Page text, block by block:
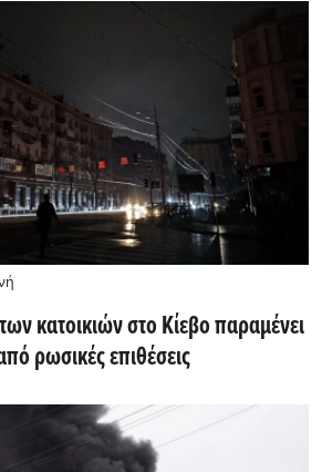
κατοικιών στο Κίεβο παραμένει
ρωσικές επιθέσεις